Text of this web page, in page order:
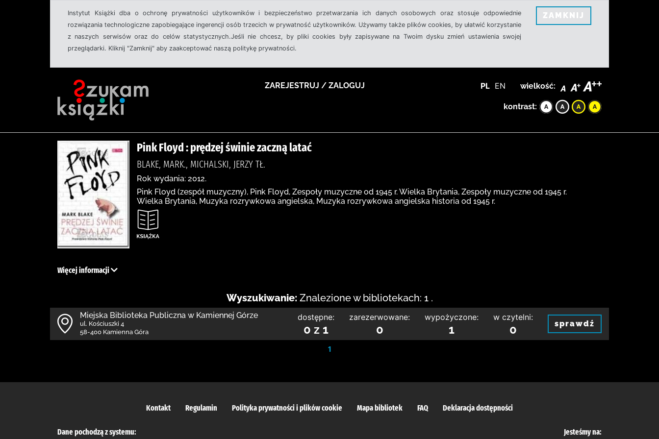
Instytut Książki dba o ochronę prywatności użytkowników i bezpieczeństwo przetwarzania ich danych osobowych oraz stosuje odpowiednie
rozwiązania technologiczne zapobiegające ingerencji osób trzecich w prywatność użytkowników. Używamy także plików cookies, by ułatwić korzystanie
z naszych serwisów oraz do celów statystycznych.Jeśli nie chcesz, by pliki cookies były zapisywane na Twoim dysku zmień ustawienia swojej
przeglądarki. Kliknij "Zamknij" aby zaakceptować naszą politykę prywatności.
ZAMKNIJ
ZAREJESTRUJ / ZALOGUJ PL EN wielkość:
kontrast:
Pink Floyd : prędzej świnie zaczną latać
BLAKE, MARK., MICHALSKI, JERZY TŁ.
Rok wydania: 2012.
Pink Floyd (zespół muzyczny), Pink Floyd, Zespoły muzyczne od 1945 r. Wielka Brytania, Zespoły muzyczne od 1945 r.
Wielka Brytania, Muzyka rozrywkowa angielska, Muzyka rozrywkowa angielska historia od 1945 r.
Więcej informacji
Wyszukiwanie: Znalezione w bibliotekach: 1 .
Miejska Biblioteka Publiczna w Kamiennej Górze
ul. Kościuszki 4
58-400 Kamienna Góra
dostępne:
0 z 1
zarezerwowane:
0
wypożyczone:
1
w czytelni:
0 sprawdź
1
Kontakt Regulamin Polityka prywatności i plików cookie Mapa bibliotek FAQ Deklaracja dostępności
Dane pochodzą z systemu: Jesteśmy na: